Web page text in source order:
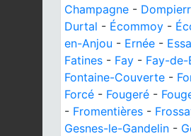
Champagne -
Durtal - Écommoy -
en-Anjou - Ernée -
Fatines - Fay - Fay-de-
Fontaine-Couverte -
Forcé - Fougeré -
- Fromentières -
Gesnes-le-Gandelin -